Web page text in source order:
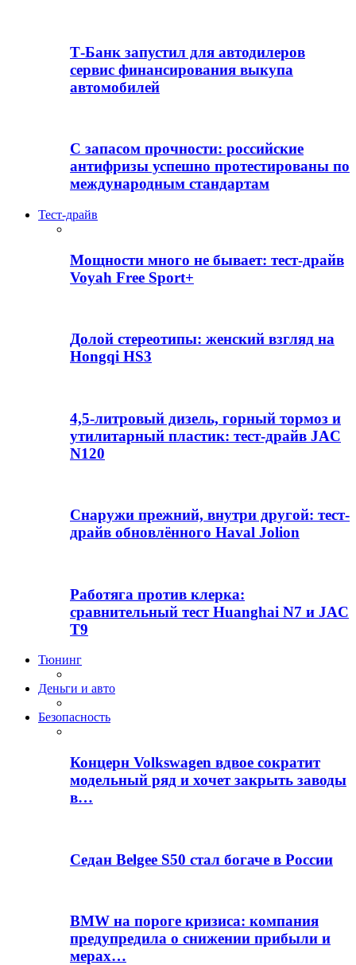
Т-Банк запустил для автодилеров
сервис финансирования выкупа
автомобилей
С запасом прочности: российские
антифризы успешно протестированы по
международным стандартам
Тест-драйв
Мощности много не бывает: тест-драйв
Voyah Free Sport+
Долой стереотипы: женский взгляд на
Hongqi HS3
4,5-литровый дизель, горный тормоз и
утилитарный пластик: тест-драйв JAC
N120
Снаружи прежний, внутри другой: тест-
драйв обновлённого Haval Jolion
Работяга против клерка:
сравнительный тест Huanghai N7 и JAC
T9
Тюнинг
Деньги и авто
Безопасность
Концерн Volkswagen вдвое сократит
модельный ряд и хочет закрыть заводы
в…
Седан Belgee S50 стал богаче в России
BMW на пороге кризиса: компания
предупредила о снижении прибыли и
мерах…